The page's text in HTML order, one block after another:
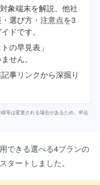
象端末を解説、他社
選び方・注意点を3
ドです。
の早見表」
せん。
事リンクから深掘り
等は変更される場合があるため、申込
できる選べる4プランの
タートしました。